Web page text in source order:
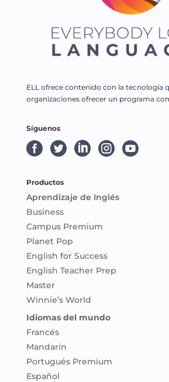
ELL ofrece contenido con la tecnología
organizaciones ofrecer un programa
Síguenos
    
Productos
Aprendizaje de Inglés
Business
Campus Premium
Planet Pop
English for Success
English Teacher Prep
Master
Winnie’s World
Idiomas del mundo
Francés
Mandarín
Portugués Premium
Español